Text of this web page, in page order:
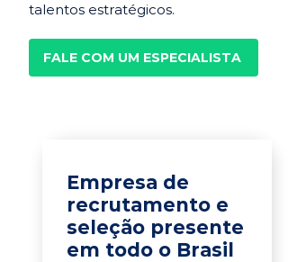
talentos estratégicos.
FALE COM UM ESPECIALISTA
Empresa de
recrutamento e
seleção presente
em todo o Brasil